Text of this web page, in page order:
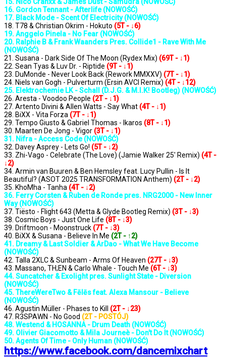
15. Nico Cranxx & James Dust - Samudra (NOWOŚĆ)
16. Gordon Tennant - Afterlife (NOWOŚĆ)
17. Black Mode - Scent Of Electricity (NOWOŚĆ)
18. T78 & Christian Okrim - Hokuto (5T - ↓6)
19. Anggelo Pinela - No Fear (NOWOŚĆ)
20. Ralphie B & Frank Waanders Pres. Collide1 - Rave With Me
(NOWOŚĆ)
21. Susana - Dark Side Of The Moon (Rydex Mix) (69T - ↓1)
22. Sean Tyas & Luv Dr. - Riptide (9T - ↓1)
23. DuMonde - Never Look Back (Rework MMXXV) (7T - ↓1)
24. Niels van Gogh - Pulverturm (Ersin AVCI Remix) (4T - ↓12)
25. Elektrochemie LK - Schall (D.J.G. & M.I.K! Bootleg) (NOWOŚĆ)
26. Aresta - Voodoo People (2T - ↓1)
27. Artento Divini & Allen Watts - Say What (4T - ↓1)
28. BiXX - Vita Forza (7T - ↓1)
29. Tempo Giusto & Gabriel Thomas - Ikaros (8T - ↓1)
30. Maarten De Jong - Vigor (3T - ↓1)
31. Nifra - Access Code (NOWOŚĆ)
32. Davey Asprey - Lets Go! (5T - ↓2)
33. Zhi-Vago - Celebrate (The Love) (Jamie Walker 25' Remix) (4T -
↓2)
34. Armin van Buuren & Ben Hemsley feat. Lucy Pullin - Is It
Beautiful? (ASOT 2025 TRANSFORMATION Anthem) (2T - ↓2)
35. KhoMha - Tanha (4T - ↓2)
36. Ferry Corsten & Ruben de Ronde pres. NRG2000 - New Inner
Way (NOWOŚĆ)
37. Tiësto - Flight 643 (Metta & Glyde Bootleg Remix) (3T - ↓3)
38. Cosmic Boys - Just One Life (8T - ↓3)
39. Driftmoon - Moonstruck (7T - ↓3)
40. BiXX & Susana - Believe In Me (2T - ↑2)
41. Dreamy & Last Soldier & ArDao - What We Have Become
(NOWOŚĆ)
42. Talla 2XLC & Sunbeam - Arms Of Heaven (27T - ↓3)
43. Massano, TH;EN & Carlo Whale - Touch Me (6T - ↓3)
44. Suncatcher & Exolight pres. Sunlight State - Diversion
(NOWOŚĆ)
45. ThereWereTwo & Fēlēs feat. Alexa Mansour - Believe
(NOWOŚĆ)
46. Agustin Müller - Phases to Kill (2T - ↓23)
47. R3SPAWN - No Good (2T - POSTÓJ)
48. Westend & HOSANNA - Drum Death (NOWOŚĆ)
49. Olivier Giacomotto & Mila Journeè - Don't Do It (NOWOŚĆ)
50. Agents Of Time - Only Human (NOWOŚĆ)
https://www.facebook.com/dancemixchart